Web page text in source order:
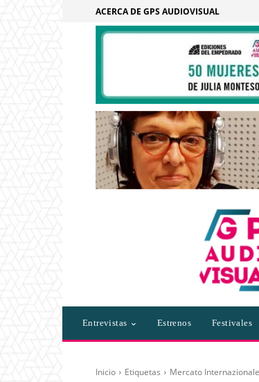
ACERCA DE GPS AUDIOVISUAL
Entrevistas Estrenos Festivales
Inicio Etiquetas Mercato